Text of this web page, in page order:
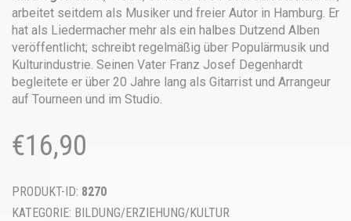
arbeitet seitdem als Musiker und freier Autor in Hamburg. Er
hat als Liedermacher mehr als ein halbes Dutzend Alben
veröffentlicht; schreibt regelmäßig über Populärmusik und
Kulturindustrie. Seinen Vater Franz Josef Degenhardt
begleitete er über 20 Jahre lang als Gitarrist und Arrangeur
auf Tourneen und im Studio.
€16,90
PRODUKT-ID: 8270
KATEGORIE: BILDUNG/ERZIEHUNG/KULTUR